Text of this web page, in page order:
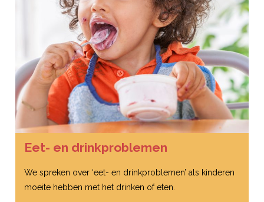
Eet- en drinkproblemen
We spreken over ‘eet- en drinkproblemen’ als kinderen
moeite hebben met het drinken of eten.